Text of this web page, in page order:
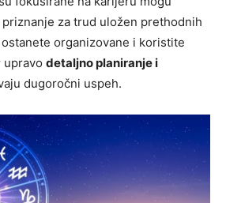
za trud uložen prethodnih
organizovane i koristite
detaljno planiranje i
dugoročni uspeh.